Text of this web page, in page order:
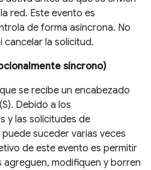
red. Este evento es
de forma asíncrona. No
cancelar la solicitud.
síncrono)
se recibe un encabezado
Debido a los
y las solicitudes de
suceder varias veces
de este evento es permitir
agreguen, modifiquen y borren